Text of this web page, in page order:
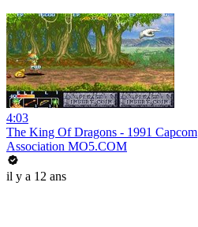
4:03
The King Of Dragons - 1991 Capcom
Association MO5.COM
il y a 12 ans